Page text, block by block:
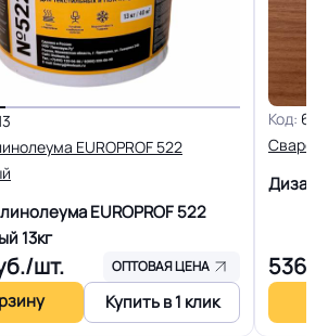
Высокая устойчивость на истирание
+-10% мкм
PU
EUROPROF 522
EUROPROF 522
13кг
шт. ОПТОВАЯ ЦЕНА
Купить в 1 клик
Код:
5369